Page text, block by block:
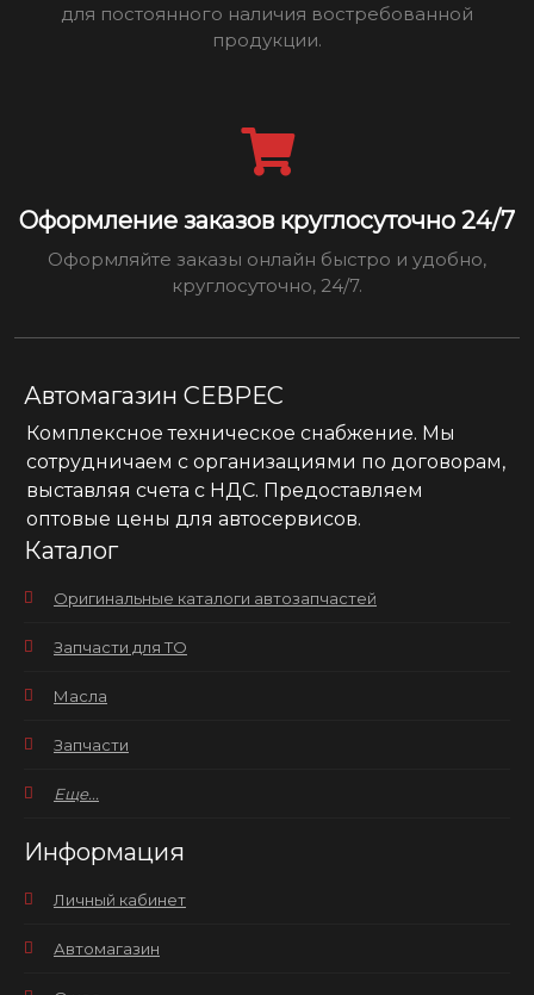
для постоянного наличия востребованной
продукции.
Оформление заказов круглосуточно 24/7
Оформляйте заказы онлайн быстро и удобно,
круглосуточно, 24/7.
Автомагазин СЕВРЕС
Комплексное техническое снабжение. Мы
сотрудничаем с организациями по договорам,
выставляя счета с НДС. Предоставляем
оптовые цены для автосервисов.
Каталог
Оригинальные каталоги автозапчастей
Запчасти для ТО
Масла
Запчасти
Еще...
Информация
Личный кабинет
Автомагазин